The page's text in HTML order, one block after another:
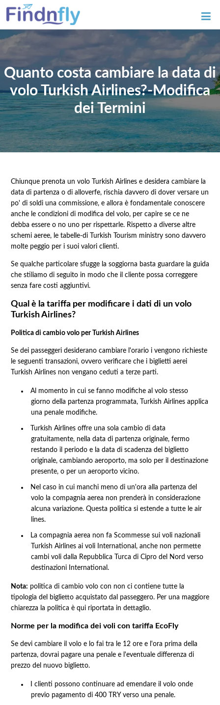
Quanto costa cambiare la data di
volo Turkish Airlines?-Modifica
dei Termini
Chiunque prenota un volo Turkish Airlines e desidera cambiare la
data di partenza o di alloverfe, rischia davvero di dover versare un
po' di soldi una commissione, e allora è fondamentale conoscere
anche le condizioni di modifica del volo, per capire se ce ne
debba essere o no uno per rispettarle. Rispetto a diverse altre
schemi aeree, le tabelle-di Turkish Tourism ministry sono davvero
molte peggio per i suoi valori clienti.
Se qualche particolare sfugge la soggiorna basta guardare la guida
che stiliamo di seguito in modo che il cliente possa correggere
senza fare costi aggiuntivi.
Qual è la tariffa per modificare i dati di un volo
Turkish Airlines?
Politica di cambio volo per Turkish Airlines
Se dei passeggeri desiderano cambiare l'orario i vengono richieste
le seguenti transazioni, ovvero verificare che i biglietti aerei
Turkish Airlines non vengano ceduti a terze parti.
Al momento in cui se fanno modifiche al volo stesso
giorno della partenza programmata, Turkish Airlines applica
una penale modifiche.
Turkish Airlines offre una sola cambio di data
gratuitamente, nella data di partenza originale, fermo
restando il periodo e la data di scadenza del biglietto
originale, cambiando aeroporto, ma solo per il destinazione
presente, o per un aeroporto vicino.
Nel caso in cui manchi meno di un'ora alla partenza del
volo la compagnia aerea non prenderà in considerazione
alcuna variazione. Questa politica si estende a tutte le air
lines.
La compagnia aerea non fa Scommesse sui voli nazionali
Turkish Airlines ai voli International, anche non permette
cambi voli dalla Repubblica Turca di Cipro del Nord verso
destinazioni International.
Nota: politica di cambio volo con non ci contiene tutte la
tipologia del biglietto acquistato dal passeggero. Per una maggiore
chiarezza la politica è qui riportata in dettaglio.
Norme per la modifica dei voli con tariffa EcoFly
Se devi cambiare il volo e lo fai tra le 12 ore e l'ora prima della
partenza, dovrai pagare una penale e l'eventuale differenza di
prezzo del nuovo biglietto.
I clienti possono continuare ad emendare il volo onde
previo pagamento di 400 TRY verso una penale.